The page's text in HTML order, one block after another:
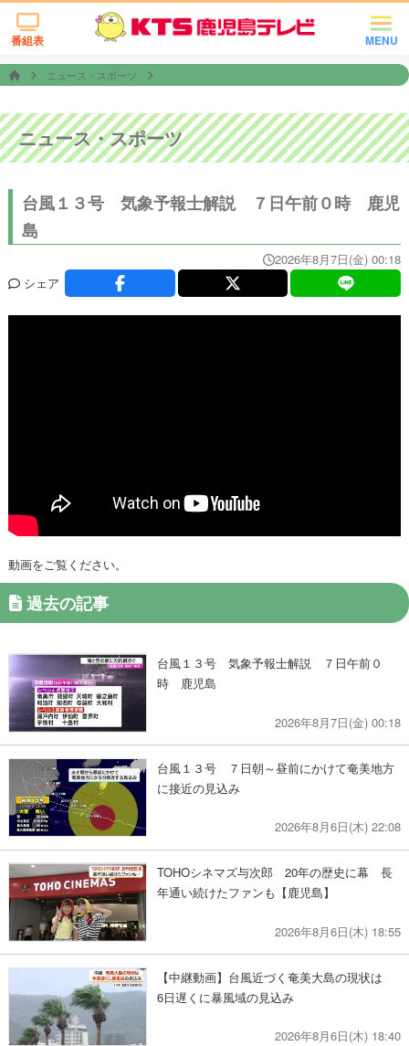
MENU
番組表
ニュース・スポーツ
ニュース・スポーツ
台風１３号 気象予報士解説 ７日午前０時 鹿児
島
2026年8月7日(金) 00:18
シェア
動画をご覧ください。
過去の記事
台風１３号 気象予報士解説 ７日午前０
時 鹿児島
2026年8月7日(金) 00:18
台風１３号 ７日朝～昼前にかけて奄美地方
に接近の見込み
2026年8月6日(木) 22:08
TOHOシネマズ与次郎 20年の歴史に幕 長
年通い続けたファンも【鹿児島】
2026年8月6日(木) 18:55
【中継動画】台風近づく奄美大島の現状は
6日遅くに暴風域の見込み
2026年8月6日(木) 18:40